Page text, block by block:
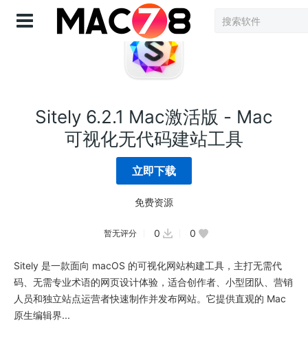
登录
Sitely 6.2.1 Mac激活版 - Mac
可视化无代码建站工具
立即下载
免费资源
暂无评分 0 0
Sitely 是一款面向 macOS 的可视化网站构建工具，主打无需代
码、无需专业术语的网页设计体验，适合创作者、小型团队、营销
人员和独立站点运营者快速制作并发布网站。它提供直观的 Mac
原生编辑界...